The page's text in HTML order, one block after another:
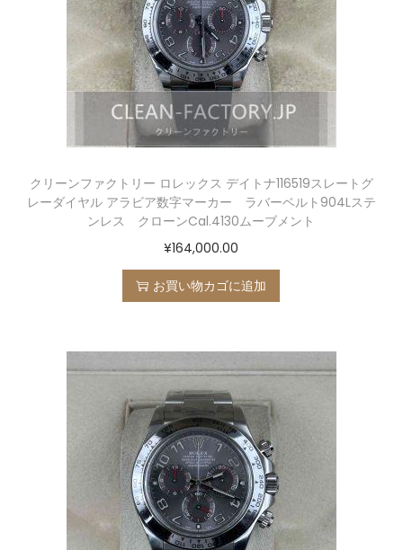
クリーンファクトリー ロレックス デイトナ116519スレートグ
レーダイヤル アラビア数字マーカー ラバーベルト904Lステ
ンレス クローンCal.4130ムーブメント
¥164,000.00
お買い物カゴに追加